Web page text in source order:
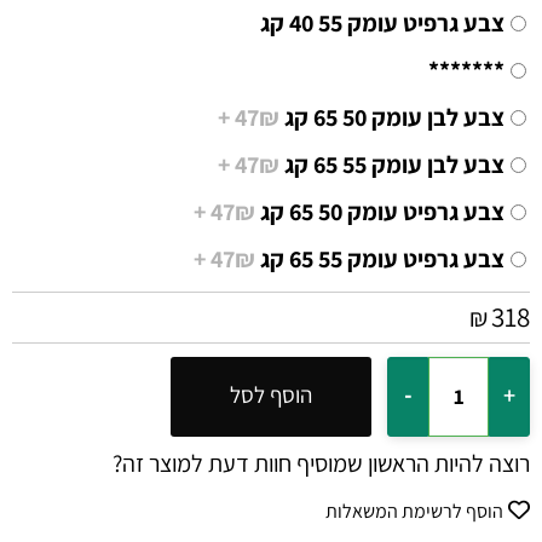
צבע גרפיט עומק 55 40 קג
*******
צבע לבן עומק 50 65 קג
47₪ +
צבע לבן עומק 55 65 קג
47₪ +
צבע גרפיט עומק 50 65 קג
47₪ +
צבע גרפיט עומק 55 65 קג
47₪ +
₪318
הוסף לסל
רוצה להיות הראשון שמוסיף חוות דעת למוצר זה?
הוסף לרשימת המשאלות